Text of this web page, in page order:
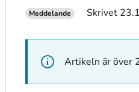
Meddelande Skrivet
Artikeln är över